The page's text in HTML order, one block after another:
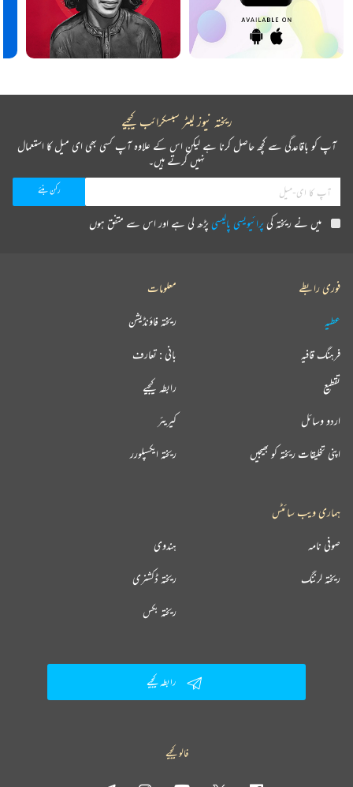
ریختہ نیوز لیٹر سبسکرائب کیجیے
آپ کو باقاعدگی سے کچھ حاصل کرنا ہے لیکن اس کے علاوہ آپ کسی بھی ای میل کا استعمال
نہیں کرتے ہیں۔
میں نے ریختہ کیپرائیویسی پالیسیپڑھ لی ہے اور اس سے متفق ہوں
فوری رابطے
عطیہ
فرہنگ قافیہ
تقطیع
اردو وسائل
اپنی تخلیقات ریختہ کو بھیجیں
معلومات
ریختہ فاؤنڈیشن
بانی : تعارف
رابطہ کیجیے
کیریئر
ریختہ ایکسپلورر
ہماری ویب سائٹس
ہندوی صوفی نامہ
ریختہ ڈکشنری ریختہ لرننگ
ریختہ بکس
رابطہ کیجیے
فالو کیجیے